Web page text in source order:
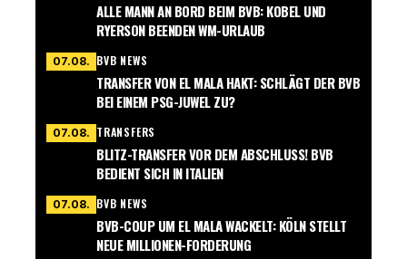
ALLE MANN AN BORD BEIM BVB: KOBEL UND
RYERSON BEENDEN WM-URLAUB
07.08. BVB NEWS
TRANSFER VON EL MALA HAKT: SCHLÄGT DER BVB
BEI EINEM PSG-JUWEL ZU?
07.08. TRANSFERS
BLITZ-TRANSFER VOR DEM ABSCHLUSS! BVB
BEDIENT SICH IN ITALIEN
07.08. BVB NEWS
BVB-COUP UM EL MALA WACKELT: KÖLN STELLT
NEUE MILLIONEN-FORDERUNG